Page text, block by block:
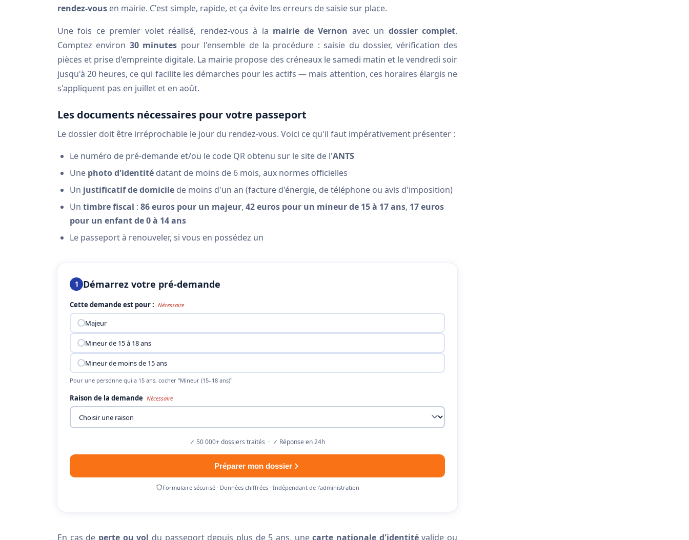
rendez-vous en mairie. C'est simple, rapide, et ça évite les erreurs de saisie sur place.
Une fois ce premier volet réalisé, rendez-vous à la mairie de Vernon avec un dossier complet.
Comptez environ 30 minutes pour l'ensemble de la procédure : saisie du dossier, vérification des
pièces et prise d'empreinte digitale. La mairie propose des créneaux le samedi matin et le vendredi soir
jusqu'à 20 heures, ce qui facilite les démarches pour les actifs — mais attention, ces horaires élargis ne
s'appliquent pas en juillet et en août.
Les documents nécessaires pour votre passeport
Le dossier doit être irréprochable le jour du rendez-vous. Voici ce qu'il faut impérativement présenter :
Le numéro de pré-demande et/ou le code QR obtenu sur le site de l'ANTS
Une photo d'identité datant de moins de 6 mois, aux normes officielles
Un justificatif de domicile de moins d'un an (facture d'énergie, de téléphone ou avis d'imposition)
Un timbre fiscal : 86 euros pour un majeur, 42 euros pour un mineur de 15 à 17 ans, 17 euros
pour un enfant de 0 à 14 ans
Le passeport à renouveler, si vous en possédez un
1 Démarrez votre pré-demande
Cette demande est pour : Nécessaire
Majeur
Mineur de 15 à 18 ans
Mineur de moins de 15 ans
Pour une personne qui a 15 ans, cocher "Mineur (15–18 ans)"
Raison de la demande Nécessaire
✓ 50 000+ dossiers traités · ✓ Réponse en 24h
Préparer mon dossier
Formulaire sécurisé · Données chiffrées · Indépendant de l'administration
En cas de perte ou vol du passeport depuis plus de 5 ans, unecarte nationale d'identitévalide ou